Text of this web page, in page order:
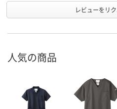
レビューをリ
人気の商品